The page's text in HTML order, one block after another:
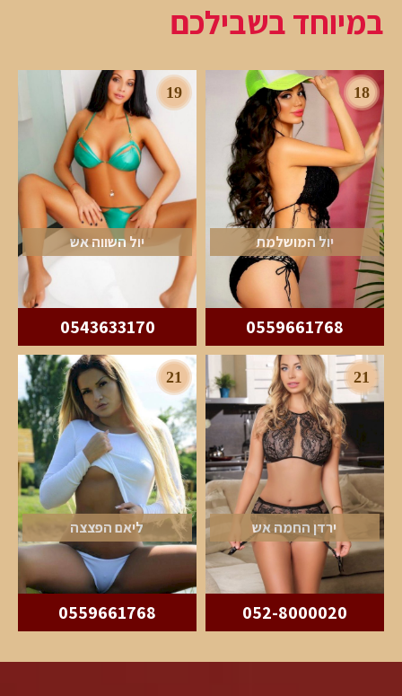
במיוחד בשבילכם
18
יול המושלמת
0559661768
19
יול השווה אש
0543633170
21
ירדן החמה אש
052-8000020
21
ליאם הפצצה
0559661768